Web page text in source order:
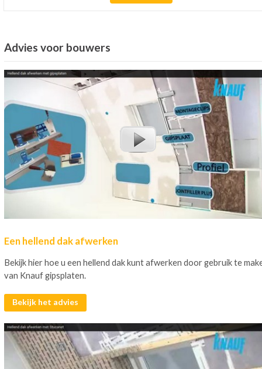
Advies voor bouwers
Een hellend dak afwerken
Bekijk hier hoe u een hellend dak kunt afwerken door gebruik te
van Knauf gipsplaten.
Bekijk het advies